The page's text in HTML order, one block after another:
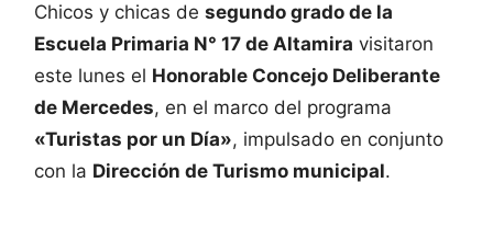
Chicos y chicas de segundo grado de la
Escuela Primaria N° 17 de Altamira visitaron
este lunes el Honorable Concejo Deliberante
de Mercedes, en el marco del programa
«Turistas por un Día», impulsado en conjunto
con la Dirección de Turismo municipal.